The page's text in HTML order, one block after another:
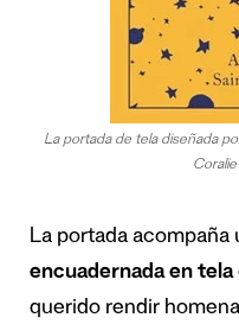
La portada de tela diseñada
La portada acompaña
encuadernada en tela
querido rendir